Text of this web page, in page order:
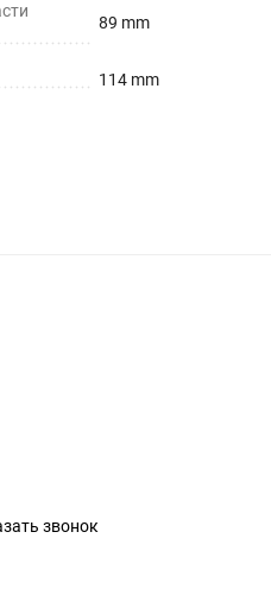
89 mm
114 mm
звонок